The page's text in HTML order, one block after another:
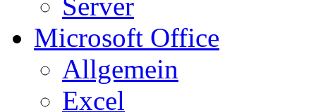
Microsoft Office
Allgemein
Excel